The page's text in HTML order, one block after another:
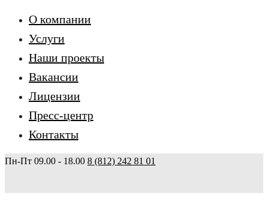
О компании
Услуги
Наши проекты
Вакансии
Лицензии
Пресс-центр
Контакты
Пн-Пт 09.00 - 18.00 8 (812) 242 81 01